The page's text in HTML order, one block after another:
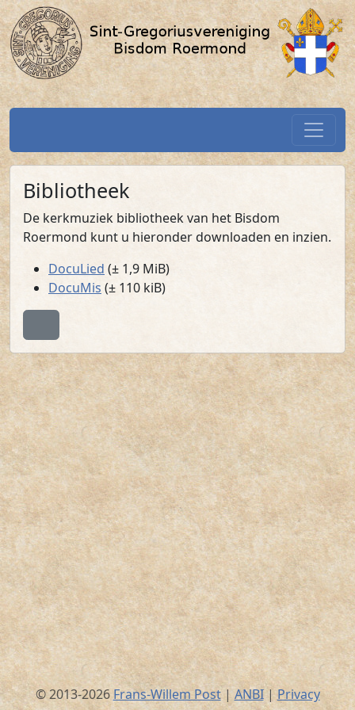
Spring naar hoofdtekst
Bibliotheek / SGV-Roermond.nl
Bibliotheek
De kerkmuziek bibliotheek van het Bisdom
Roermond kunt u hieronder downloaden en inzien.
DocuLied (± 1,9 MiB)
DocuMis (± 110 kiB)
© 2013-2026 Frans-Willem Post|ANBI| Privacy